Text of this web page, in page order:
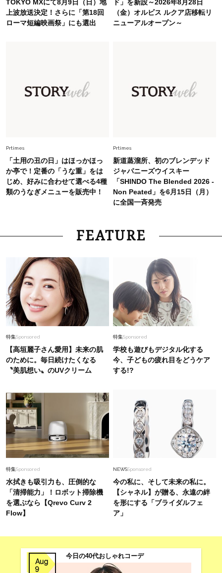
Fashion 2026.7.9
26年夏は「小ぶり」が大流行中！人と被らない
【最旬かごバッグ】6選
カバーも叶う厳選アイテム〈13選〉
TOKYO MXにて8月9日（日）地
上波放送決定！さらに「第18回
ローマ短編映画祭」にも選出
ド」を新設～2026年8月28日
（金）オルビス ルクア店移転リ
ニューアルオープン～
Prtimes
「土用の丑の日」はほっかほっ
か亭で！定番の「うな重」をは
じめ、好みに合わせて選べる4種
類のうなぎメニューを販売中！
Prtimes
新道蒸溜所、初のブレンデッド
ジャパニーズウイスキー
「SHINDO The Blended 2026 -
Non Peated」を6月15日（月）
に全国一斉発売
FEATURE
特集Sponsored
【高垣麗子さん愛用】未来の肌
のために。毎日続けたくなる
〝美肌想い〟のUVクリーム
特集Sponsored
学校も遊びもデジタル化する
今、子どもの疲れ目をどうケア
する!?
特集Sponsored
水拭きも吸引力も、圧倒的な
「清掃能力」！ロボット掃除機
を選ぶなら【Qrevo Curv 2
Flow】
NEWSSponsored
今の私に、そして未来の私に。
【シャネル】が贈る、永遠の絆
を形にする「ブライダルフェ
ア」
Aug
9
今日の40代おしゃれコーデ